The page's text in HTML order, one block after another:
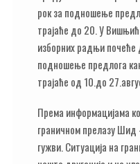
рок за подношење
трајаће до 20. У
изборних радњи почеће
подношење предлога
трајаће од 10.до
Према информацијама
граничном прелазу
гужви. Ситуација на